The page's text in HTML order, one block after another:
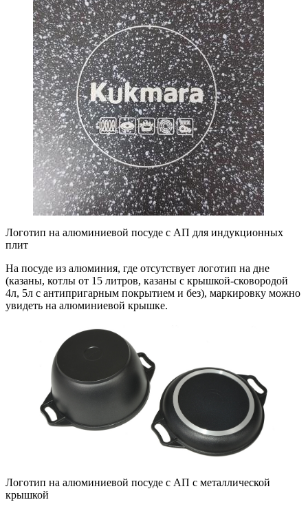
Логотип на алюминиевой посуде с АП для индукционных
плит
На посуде из алюминия, где отсутствует логотип на дне
(казаны, котлы от 15 литров, казаны с крышкой-сковородой
4л, 5л с антипригарным покрытием и без), маркировку можно
увидеть на алюминиевой крышке.
Логотип на алюминиевой посуде с АП с металлической
крышкой